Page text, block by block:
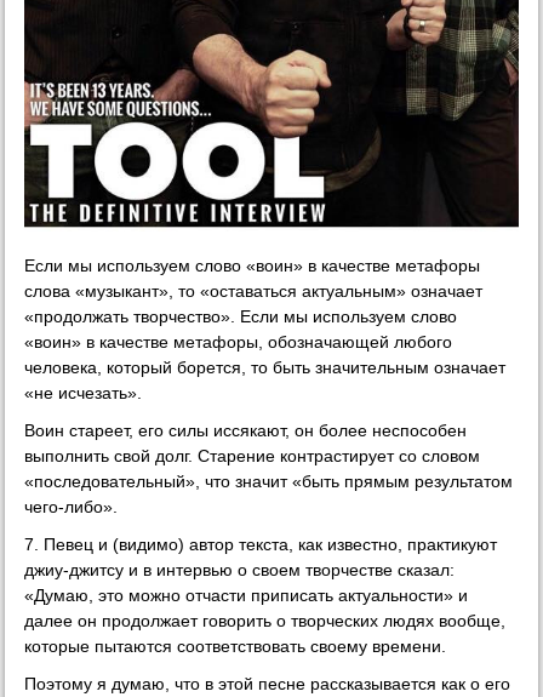
Если мы используем слово «воин» в качестве метафоры
слова «музыкант», то «оставаться актуальным» означает
«продолжать творчество». Если мы используем слово
«воин» в качестве метафоры, обозначающей любого
человека, который борется, то быть значительным означает
«не исчезать».
Воин стареет, его силы иссякают, он более неспособен
выполнить свой долг. Старение контрастирует со словом
«последовательный», что значит «быть прямым результатом
чего-либо».
7. Певец и (видимо) автор текста, как известно, практикуют
джиу-джитсу и в интервью о своем творчестве сказал:
«Думаю, это можно отчасти приписать актуальности» и
далее он продолжает говорить о творческих людях вообще,
которые пытаются соответствовать своему времени.
Поэтому я думаю, что в этой песне рассказывается как о его